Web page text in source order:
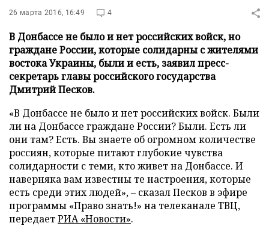
26 марта 2016, 16:49 4
В Донбассе не было и нет российских войск, но
граждане России, которые солидарны с жителями
востока Украины, были и есть, заявил пресс-
секретарь главы российского государства
Дмитрий Песков.
«В Донбассе не было и нет российских войск. Были
ли на Донбассе граждане России? Были. Есть ли
они там? Есть. Вы знаете об огромном количестве
россиян, которые питают глубокие чувства
солидарности с теми, кто живет на Донбассе. И
наверняка вам известны те настроения, которые
есть среди этих людей», – сказал Песков в эфире
программы «Право знать!» на телеканале ТВЦ,
передаетРИА «Новости».